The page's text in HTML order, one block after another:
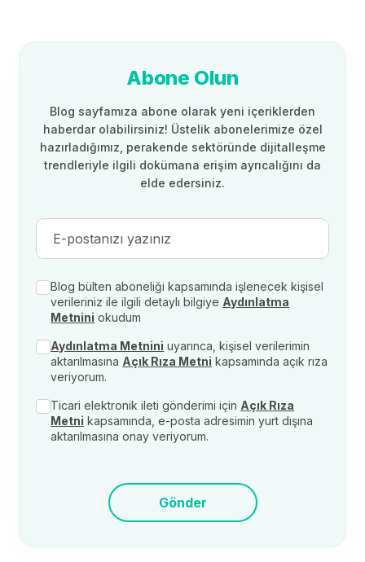
Abone Olun
Blog sayfamıza abone olarak yeni içeriklerden
haberdar olabilirsiniz! Üstelik abonelerimize özel
hazırladığımız, perakende sektöründe dijitalleşme
trendleriyle ilgili dokümana erişim ayrıcalığını da
elde edersiniz.
Blog bülten aboneliği kapsamında işlenecek kişisel
verileriniz ile ilgili detaylı bilgiye Aydınlatma
Metnini okudum
Aydınlatma Metnini uyarınca, kişisel verilerimin
aktarılmasına Açık Rıza Metni kapsamında açık rıza
veriyorum.
Ticari elektronik ileti gönderimi için Açık Rıza
Metni kapsamında, e-posta adresimin yurt dışına
aktarılmasına onay veriyorum.
Gönder